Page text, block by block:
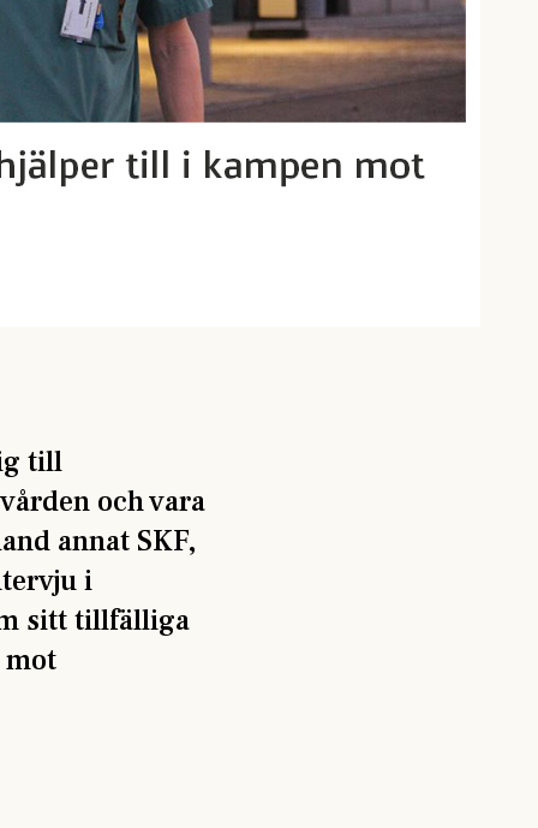
till
och vara
annat SKF,
i
sitt tillfälliga
mot